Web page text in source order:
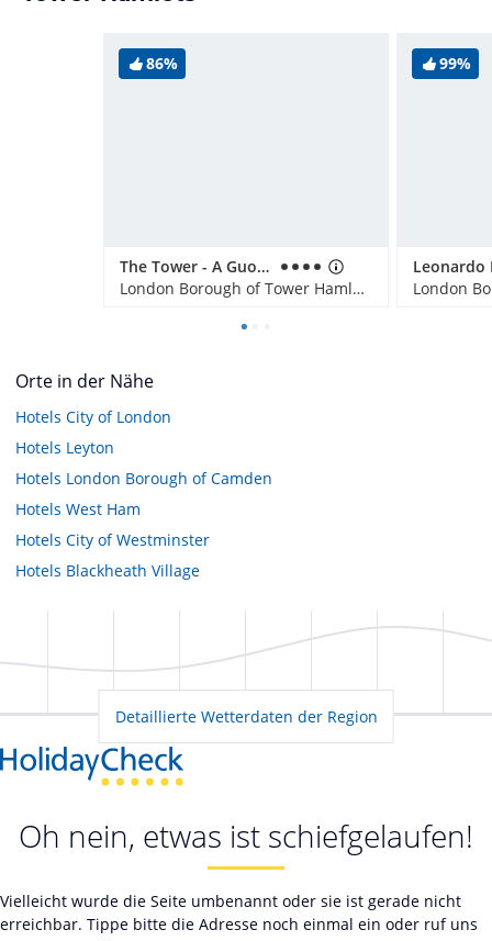
86%
The Tower - A Guoman Hotel
London Borough of Tower Hamlets, Großbritannien
99%
Orte in der Nähe
Hotels City of London
Hotels Leyton
Hotels London Borough of Camden
Hotels West Ham
Hotels City of Westminster
Hotels Blackheath Village
Detaillierte Wetterdaten der Region
Oh nein, etwas ist schiefgelaufen!
Vielleicht wurde die Seite umbenannt oder sie ist gerade nicht
erreichbar. Tippe bitte die Adresse noch einmal ein oder ruf uns